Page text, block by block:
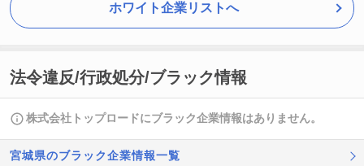
ホワイト企業リストへ
法令違反/行政処分/ブラック情報
株式会社トップロードにブラック企業情報はありません。
宮城県のブラック企業情報一覧